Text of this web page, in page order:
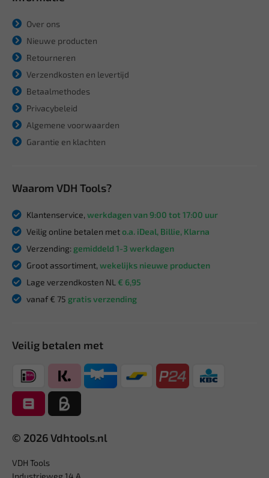
Over ons
Nieuwe producten
Retourneren
Verzendkosten en levertijd
Betaalmethodes
Privacybeleid
Algemene voorwaarden
Garantie en klachten
Waarom VDH Tools?
Klantenservice, werkdagen van 9:00 tot 17:00 uur
Veilig online betalen meto.a. iDeal, Billie, Klarna
Verzending: gemiddeld 1-3 werkdagen
Groot assortiment, wekelijks nieuwe producten
Lage verzendkosten NL € 6,95
vanaf € 75 gratis verzending
Veilig betalen met
© 2026 Vdhtools.nl
VDH Tools